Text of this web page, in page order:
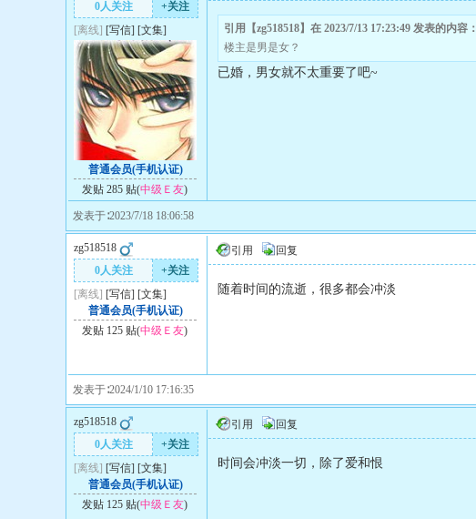
0人关注
+关注
[离线] [写信] [文集]
普通会员(手机认证)
发贴 285 贴(中级Ｅ友)
引用【zg518518】在 2023/7/13 17:23:49 发表的内容：
楼主是男是女？
已婚，男女就不太重要了吧~
发表于∶2023/7/18 18:06:58
zg518518
0人关注
+关注
[离线] [写信] [文集]
普通会员(手机认证)
发贴 125 贴(中级Ｅ友)
引用 回复
随着时间的流逝，很多都会冲淡
发表于∶2024/1/10 17:16:35
zg518518
0人关注
+关注
[离线] [写信] [文集]
普通会员(手机认证)
发贴 125 贴(中级Ｅ友)
引用 回复
时间会冲淡一切，除了爱和恨